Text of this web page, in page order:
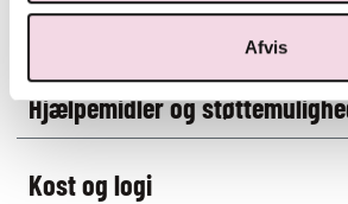
Afvis
Hjælpemidler og
Kost og logi